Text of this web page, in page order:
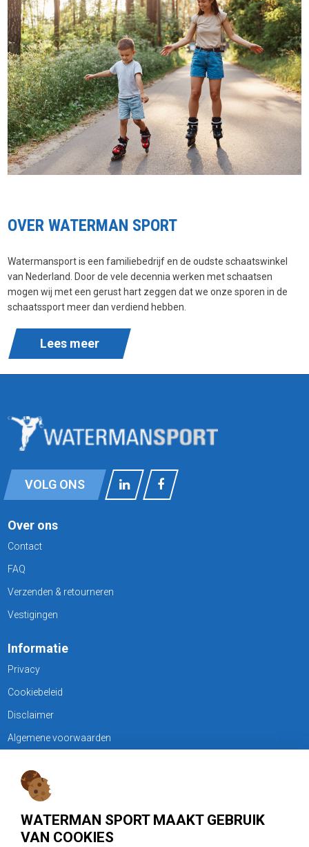
WATERMAN SPORT MAAKT GEBRUIK
VAN COOKIES
OVER WATERMAN SPORT
Watermansport is een familiebedrijf en de oudste schaatswinkel
van Nederland. Door de vele decennia werken met schaatsen
mogen wij met een gerust hart zeggen dat we onze sporen in de
schaatssport meer dan verdiend hebben.
Lees meer
VOLG ONS
Over ons
Contact
FAQ
Verzenden & retourneren
Vestigingen
Informatie
Privacy
Cookiebeleid
Disclaimer
Algemene voorwaarden
KLANTENSERVICE
Treubweg 15-17, 1112 BA Diemen
020 - 6901044